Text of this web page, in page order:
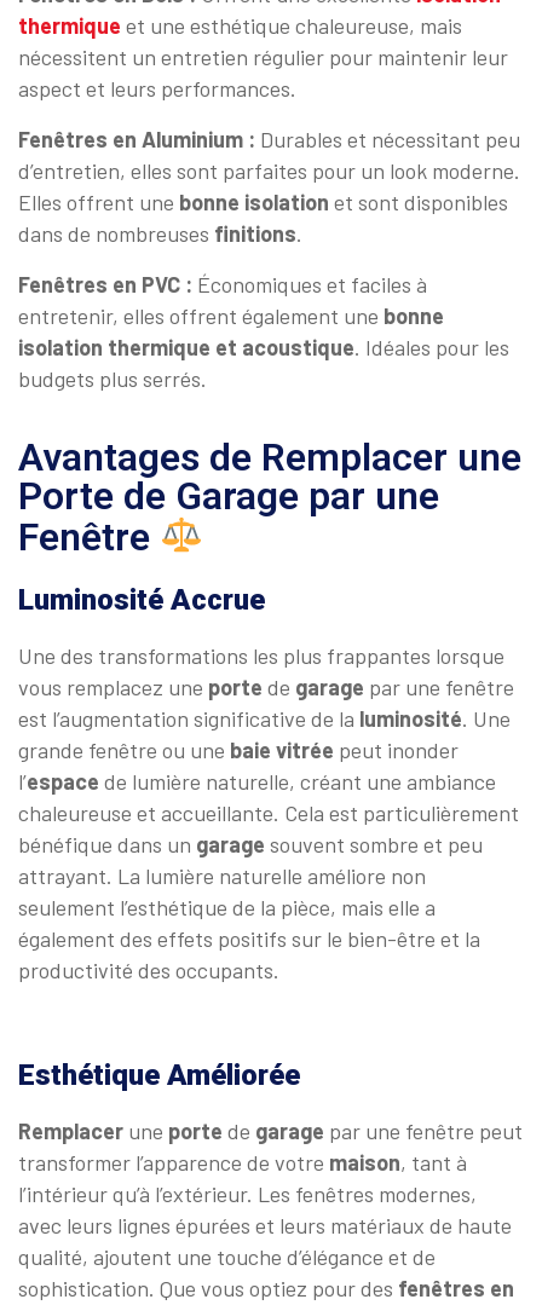
thermique et une esthétique chaleureuse, mais
nécessitent un entretien régulier pour maintenir leur
aspect et leurs performances.
Fenêtres en Aluminium : Durables et nécessitant peu
d’entretien, elles sont parfaites pour un look moderne.
Elles offrent une bonne isolation et sont disponibles
dans de nombreuses finitions.
Fenêtres en PVC : Économiques et faciles à
entretenir, elles offrent également une bonne
isolation thermique et acoustique. Idéales pour les
budgets plus serrés.
Avantages de Remplacer une
Porte de Garage par une
Fenêtre
Luminosité Accrue
Une des transformations les plus frappantes lorsque
vous remplacez une porte de garage par une fenêtre
est l’augmentation significative de la luminosité. Une
grande fenêtre ou une baie vitrée peut inonder
l’espace de lumière naturelle, créant une ambiance
chaleureuse et accueillante. Cela est particulièrement
bénéfique dans un garage souvent sombre et peu
attrayant. La lumière naturelle améliore non
seulement l’esthétique de la pièce, mais elle a
également des effets positifs sur le bien-être et la
productivité des occupants.
Esthétique Améliorée
Remplacer une porte de garage par une fenêtre peut
transformer l’apparence de votre maison, tant à
l’intérieur qu’à l’extérieur. Les fenêtres modernes,
avec leurs lignes épurées et leurs matériaux de haute
qualité, ajoutent une touche d’élégance et de
sophistication. Que vous optiez pour des fenêtres en